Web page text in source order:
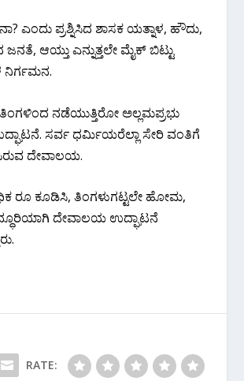
ಎಂದು ಪ್ರಶ್ನಿಸಿದ ಶಾಸಕ ಯತ್ನಾಳ, ಹೌದು,
ಆಯ್ತು ಎನ್ನುತ್ತಲೇ ಮೈಕ್ ಬಿಟ್ಟು
ನಿರ್ಗಮನ‌.
ನಡೆಯುತ್ತಿರೋ ಅಲ್ಲಮಪ್ರಭು
ಸರ್ವ ಧರ್ಮಿಯರೆಲ್ಲಾ ಸೇರಿ ವಂತಿಗೆ
ದೇವಾಲಯ.
ರೂ ಕೂಡಿಸಿ, ತಿಂಗಳುಗಟ್ಟಲೇ ಹೋಮ,
ದೇವಾಲಯ ಉದ್ಘಾಟನೆ
RATE: